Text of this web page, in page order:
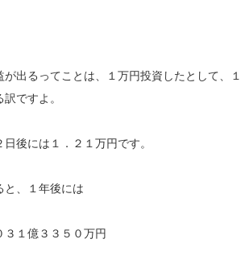
出るってことは、１万円投資したとして、１
ですよ。
後には１．２１万円です。
と、１年後には
１億３３５０万円